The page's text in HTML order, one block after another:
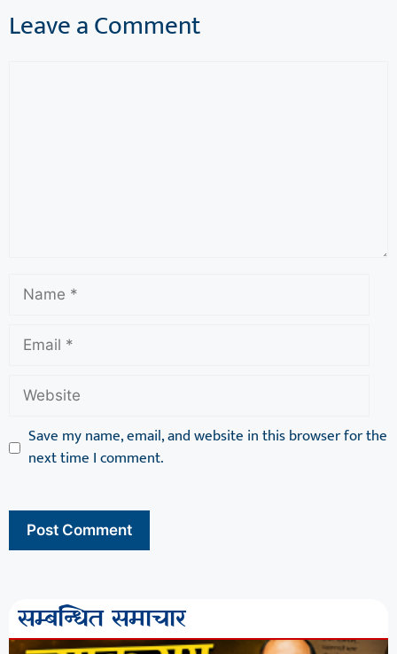
Leave a Comment
Save my name, email, and website in this browser for the
next time I comment.
सम्बन्धित समाचार